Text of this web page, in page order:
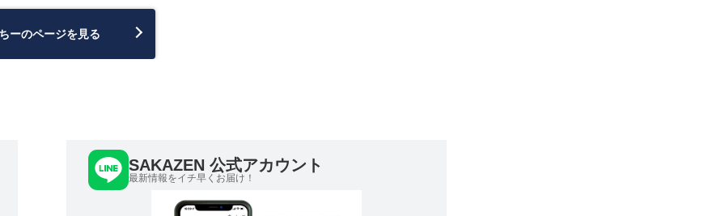
ーのページを見る
SAKAZEN 公式アカウント
最新情報をイチ早くお届け！